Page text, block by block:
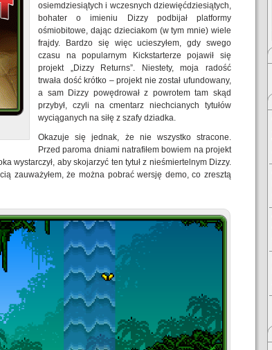
osiemdziesiątych i wczesnych dziewięćdziesiątych,
bohater o imieniu Dizzy podbijał platformy
ośmiobitowe, dając dzieciakom (w tym mnie) wiele
frajdy. Bardzo się więc ucieszyłem, gdy swego
czasu na popularnym Kickstarterze pojawił się
projekt „Dizzy Returns”. Niestety, moja radość
trwała dość krótko – projekt nie został ufundowany,
a sam Dizzy powędrował z powrotem tam skąd
przybył, czyli na cmentarz niechcianych tytułów
wyciąganych na siłę z szafy dziadka.
Okazuje się jednak, że nie wszystko stracone.
Przed paroma dniami natrafiłem bowiem na projekt
wystarczył, aby skojarzyć ten tytuł z nieśmiertelnym Dizzy.
zauważyłem, że można pobrać wersję demo, co zresztą